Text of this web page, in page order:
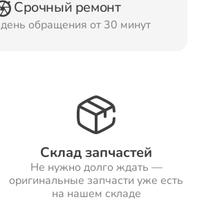
Срочный ремонт
обращения от 30 минут
Склад запчастей
Не нужно долго ждать —
оригинальные запчасти уже есть
на нашем складе